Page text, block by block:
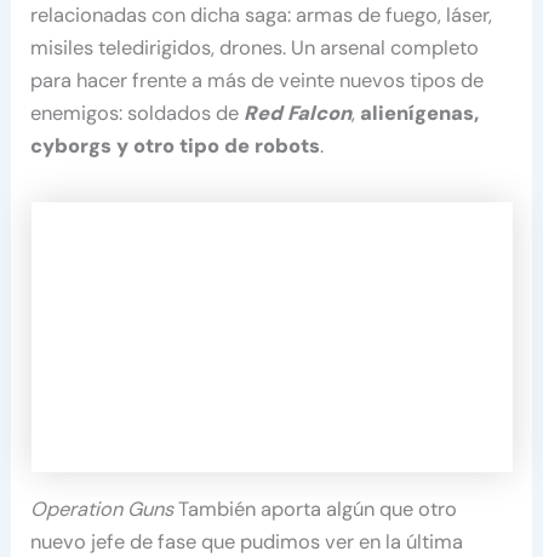
relacionadas con dicha saga: armas de fuego, láser,
misiles teledirigidos, drones. Un arsenal completo
para hacer frente a más de veinte nuevos tipos de
enemigos: soldados de Red Falcon, alienígenas,
cyborgs y otro tipo de robots.
Operation GunsTambién aporta algún que otro
nuevo jefe de fase que pudimos ver en la última